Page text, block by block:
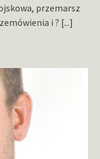
przemarsz
i ? [...]